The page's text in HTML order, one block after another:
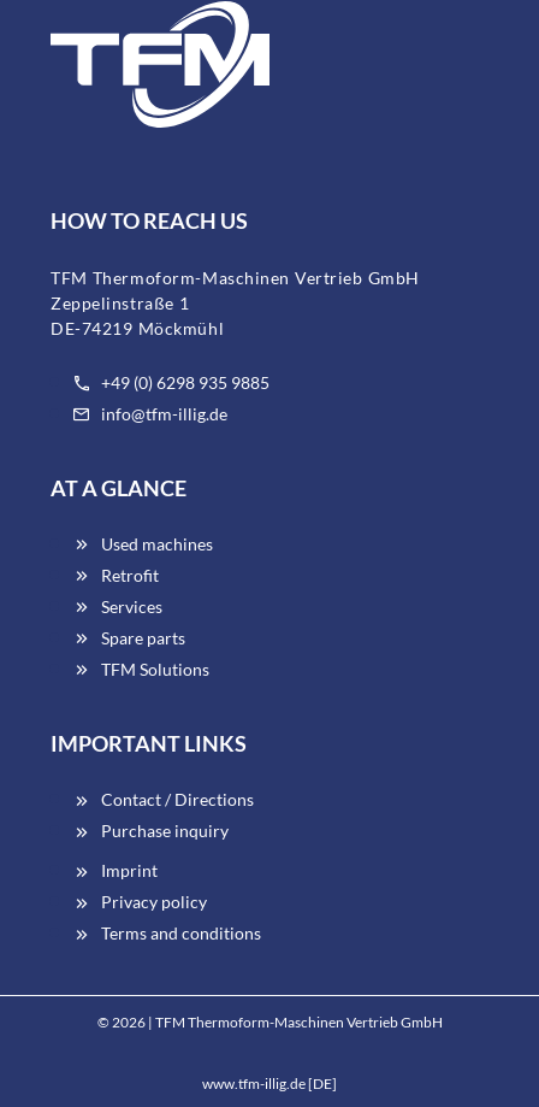
HOW TO REACH US
TFM Thermoform-Maschinen Vertrieb GmbH
Zeppelinstraße 1
DE-74219 Möckmühl
+49 (0) 6298 935 9885
info@tfm-illig.de
AT A GLANCE
Used machines
Retrofit
Services
Spare parts
TFM Solutions
IMPORTANT LINKS
Contact / Directions
Purchase inquiry
Imprint
Privacy policy
Terms and conditions
© 2026 | TFM Thermoform-Maschinen Vertrieb GmbH
www.tfm-illig.de [DE]